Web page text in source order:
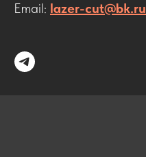
Email: lazer-cut@bk.ru